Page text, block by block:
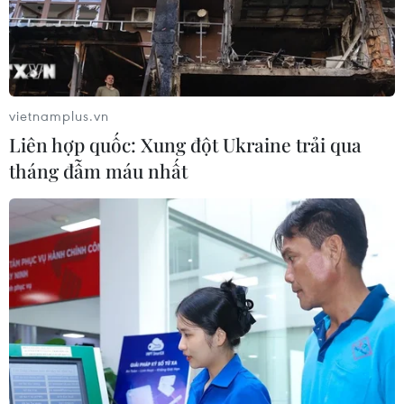
Mỹ hoàn trả khoảng 100 tỷ USD thuế
quan sau phán quyết của Tòa án Tối
cao
05/08/2026 22:58
Tổng Bí thư, Chủ tịch nước tiếp Tư
lệnh Bộ Chỉ huy Thái Bình Dương
Hoa Kỳ
05/08/2026 12:29
Mỹ truy tố đối tượng bị bắt tại sân
golf của Tổng thống Trump
05/08/2026 06:57
vietnamplus.vn
Liên hợp quốc: Xung đột Ukraine trải qua
tháng đẫm máu nhất